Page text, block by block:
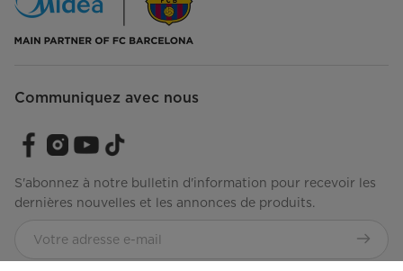
Communiquez avec nous
S'abonnez à notre bulletin d'information pour recevoir les
dernières nouvelles et les annonces de produits.